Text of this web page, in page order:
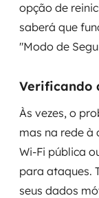
opção de
saberá que
"Modo de
Verificando
Às vezes, o
mas na rede à
Wi-Fi pública
para ataques.
seus dados